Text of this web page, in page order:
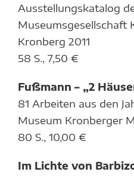
Ausstellungskatalog
Museumsgesellschaft
Kronberg 2011
58 S., 7,50 €
Fußmann – „2
81 Arbeiten aus den
Museum Kronberger
80 S., 10,00 €
Im Lichte von